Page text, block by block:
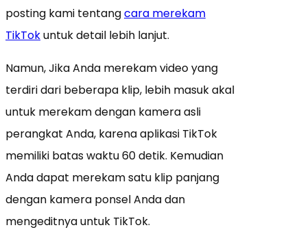
posting kami tentangcara merekam
TikTokuntuk detail lebih lanjut.
Namun, Jika Anda merekam video yang
terdiri dari beberapa klip, lebih masuk akal
untuk merekam dengan kamera asli
perangkat Anda, karena aplikasi TikTok
memiliki batas waktu 60 detik. Kemudian
Anda dapat merekam satu klip panjang
dengan kamera ponsel Anda dan
mengeditnya untuk TikTok.